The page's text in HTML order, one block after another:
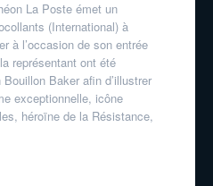
La Poste émet un
(International) à
à l’occasion de son entrée
représentant ont été
Baker afin d’illustrer
exceptionnelle, icône
héroïne de la Résistance,